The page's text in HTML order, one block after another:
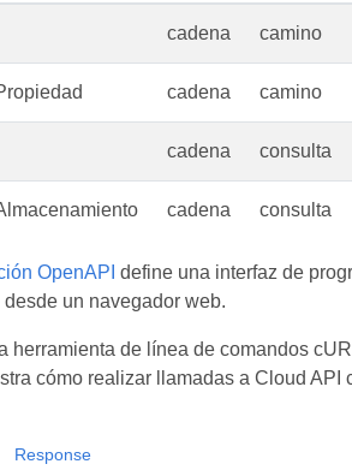
cadena camino
cadena camino
cadena consulta
cadena consulta
OpenAPI define una interfaz de
un navegador web.
herramienta de línea de comandos
cómo realizar llamadas a Cloud API
Response